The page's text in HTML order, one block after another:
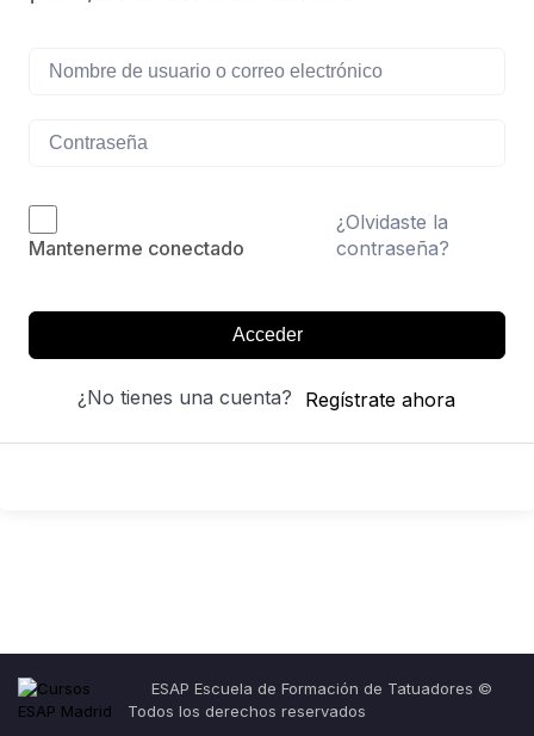
Mantenerme conectado
¿Olvidaste la
contraseña?
Acceder
¿No tienes una cuenta? Regístrate ahora
ESAP Escuela de Formación de Tatuadores ©
Todos los derechos reservados